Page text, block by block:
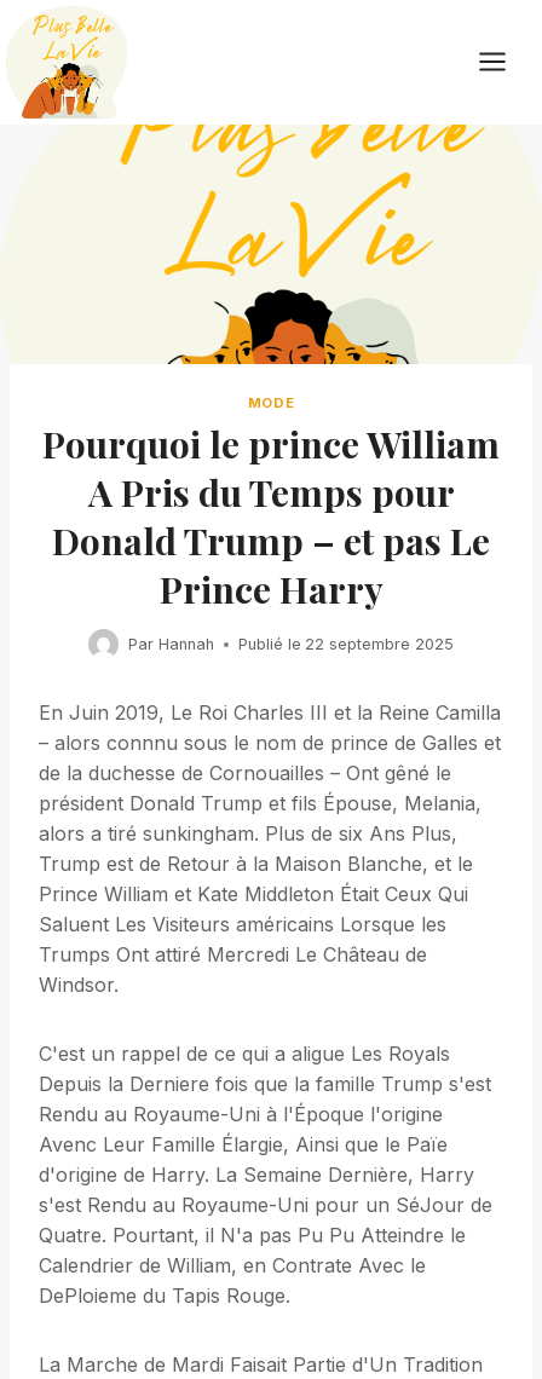
Skip
content
MODE
Pourquoi le prince William
A Pris du Temps pour
Donald Trump – et pas Le
Prince Harry
Par Hannah Publié le 22 septembre 2025
En Juin 2019, Le Roi Charles III et la Reine Camilla
– alors connnu sous le nom de prince de Galles et
de la duchesse de Cornouailles – Ont gêné le
président Donald Trump et fils Épouse, Melania,
alors a tiré sunkingham. Plus de six Ans Plus,
Trump est de Retour à la Maison Blanche, et le
Prince William et Kate Middleton Était Ceux Qui
Saluent Les Visiteurs américains Lorsque les
Trumps Ont attiré Mercredi Le Château de
Windsor.
C'est un rappel de ce qui a aligue Les Royals
Depuis la Derniere fois que la famille Trump s'est
Rendu au Royaume-Uni à l'Époque l'origine
Avenc Leur Famille Élargie, Ainsi que le Païe
d'origine de Harry. La Semaine Dernière, Harry
s'est Rendu au Royaume-Uni pour un SéJour de
Quatre. Pourtant, il N'a pas Pu Pu Atteindre le
Calendrier de William, en Contrate Avec le
DePloieme du Tapis Rouge.
La Marche de Mardi Faisait Partie d'Un Tradition